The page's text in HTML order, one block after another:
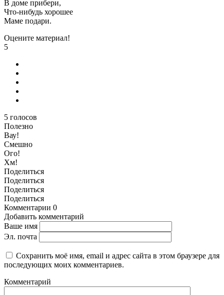
В доме прибери,
Что-нибудь хорошее
Маме подари.
Оцените материал!
5
5 голосов
Полезно
Вау!
Смешно
Ого!
Хм!
Поделиться
Поделиться
Поделиться
Поделиться
Комментарии 0
Добавить комментарий
Ваше имя
Эл. почта
Сохранить моё имя, email и адрес сайта в этом браузере для
последующих моих комментариев.
Комментарий